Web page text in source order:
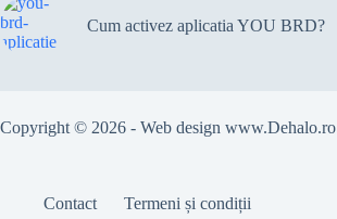
Cum activez aplicatia YOU BRD?
Copyright © 2026 - Web design www.Dehalo.ro
Contact Termeni și condiții